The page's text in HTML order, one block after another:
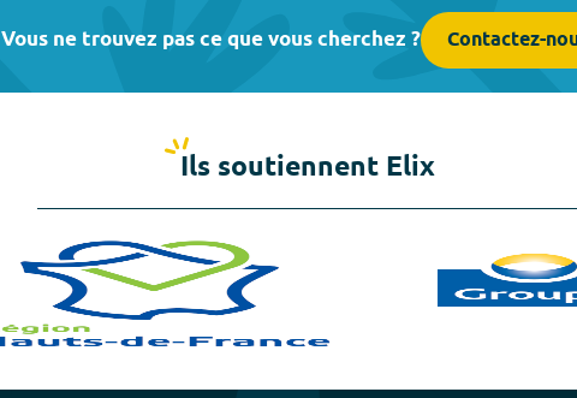
Vous ne trouvez pas ce que vous cherchez ? Contactez-
Ils soutiennent Elix